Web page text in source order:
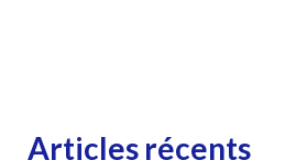
Articles récents